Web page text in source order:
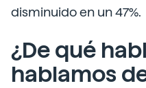
disminuido en un 47%.
¿De qué
hablamos